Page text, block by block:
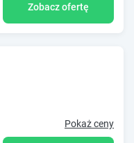
Zobacz ofertę
Jeziorem
Pokaż ceny